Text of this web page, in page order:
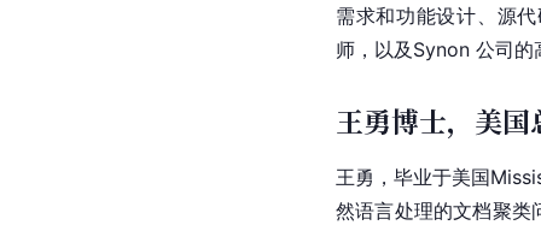
需求和功能设计、源
师，以及Synon 公司的
王勇博士，美
王勇，毕业于美国
然语言处理的文档聚类